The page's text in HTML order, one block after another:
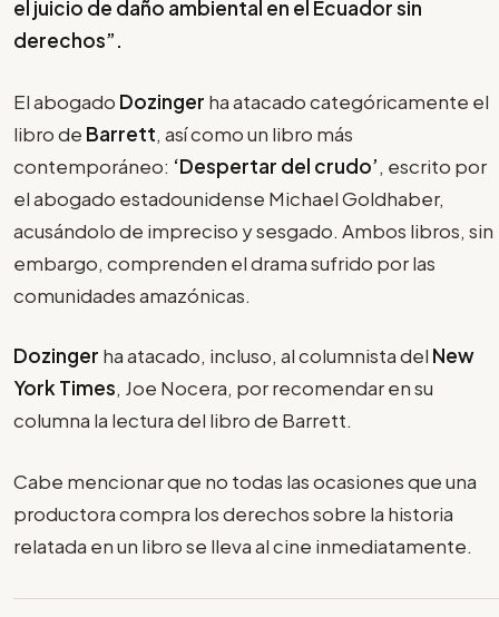
el juicio de daño ambiental en el Ecuador sin
derechos”.
El abogado Dozinger ha atacado categóricamente el
libro de Barrett, así como un libro más
contemporáneo: ‘Despertar del crudo’, escrito por
el abogado estadounidense Michael Goldhaber,
acusándolo de impreciso y sesgado. Ambos libros, sin
embargo, comprenden el drama sufrido por las
comunidades amazónicas.
Dozinger ha atacado, incluso, al columnista del New
York Times, Joe Nocera, por recomendar en su
columna la lectura del libro de Barrett.
Cabe mencionar que no todas las ocasiones que una
productora compra los derechos sobre la historia
relatada en un libro se lleva al cine inmediatamente.